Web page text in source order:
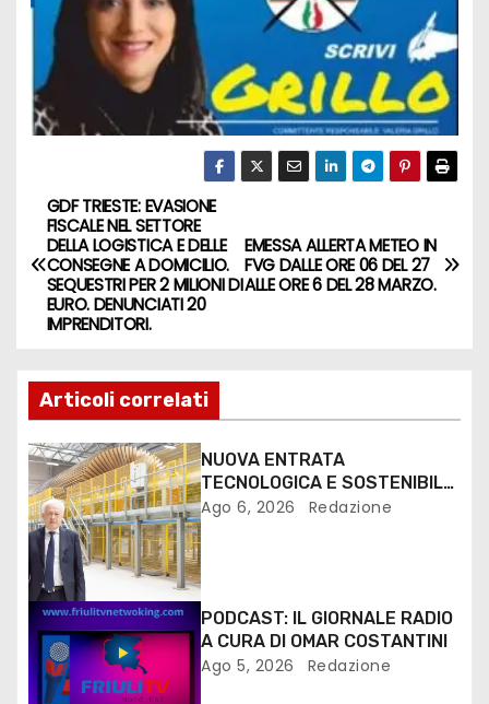
EMESSA ALLERTA METEO IN
FVG DALLE ORE 06 DEL 27
ALLE ORE 6 DEL 28 MARZO.
GDF TRIESTE: EVASIONE
FISCALE NEL SETTORE
DELLA LOGISTICA E DELLE
CONSEGNE A DOMICILIO.
SEQUESTRI PER 2 MILIONI DI
EURO. DENUNCIATI 20
IMPRENDITORI.
Articoli correlati
NUOVA ENTRATA
TECNOLOGICA E SOSTENIBILE
PER I MEZZI PESANTI ALLA
Ago 6, 2026 Redazione
PODCAST: IL GIORNALE RADIO
A CURA DI OMAR COSTANTINI
Ago 5, 2026 Redazione